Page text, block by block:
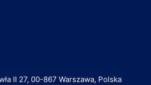
II 27, 00-867 Warszawa, Polska